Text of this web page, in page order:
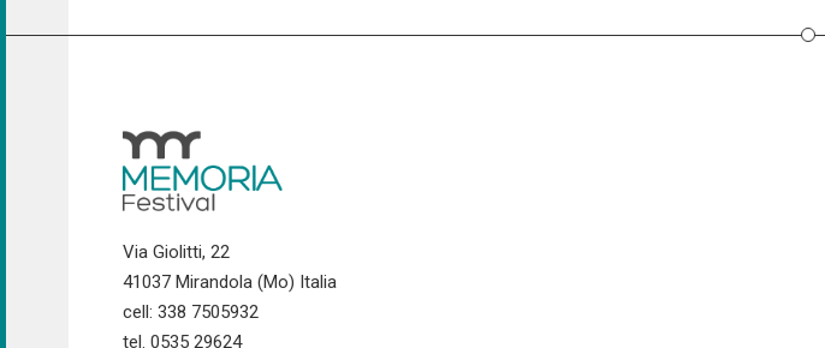
Via Giolitti, 22
41037 Mirandola (Mo) Italia
cell: 338 7505932
tel. 0535 29624